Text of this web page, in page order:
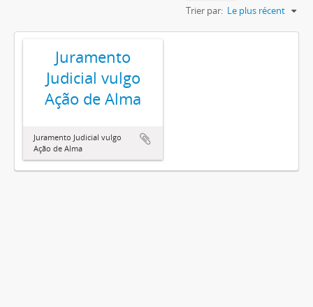
Trier par: Le plus récent
Juramento
Judicial vulgo
Ação de Alma
Juramento Judicial vulgo
Ação de Alma